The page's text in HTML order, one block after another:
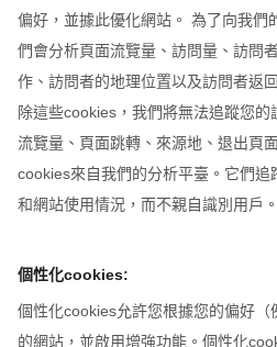
偏好，並據此優化網站。 為了向我們
們會分析頁面流覽量、訪問量、訪問
作、訪問者的地理位置以及訪問者返
除這些cookies，我們將無法追蹤您
流覽量、頁面跳轉、來源地、退出頁
cookies來自我們的分析平臺。它們追
和網站使用情況，而不親自識別用戶。
個性化cookies:
個性化cookies允許您根據您的偏好（
的網站，並啟用增強功能。個性化